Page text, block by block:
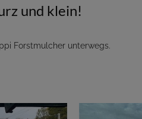
und klein!
Forstmulcher unterwegs.